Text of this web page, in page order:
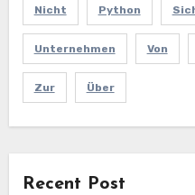
Nicht Python
Unternehmen Von
Zur Über
Recent Post